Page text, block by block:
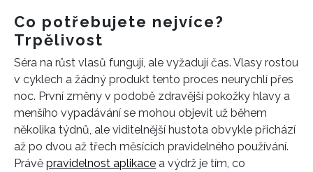
Co potřebujete nejvíce?
Trpělivost
Séra na růst vlasů fungují, ale vyžadují čas. Vlasy rostou
v cyklech a žádný produkt tento proces neurychlí přes
noc. První změny v podobě zdravější pokožky hlavy a
menšího vypadávání se mohou objevit už během
několika týdnů, ale viditelnější hustota obvykle přichází
až po dvou až třech měsících pravidelného používání.
Právě pravidelnost aplikace a výdrž je tím, co